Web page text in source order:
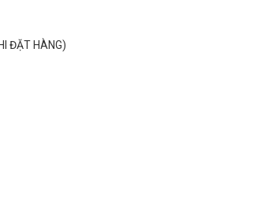
ĐẶT HÀNG)